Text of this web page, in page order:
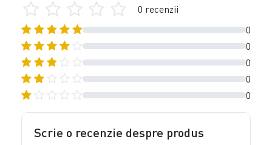
0
0
0
0
0
0 recenzii
Scrie o recenzie despre produs